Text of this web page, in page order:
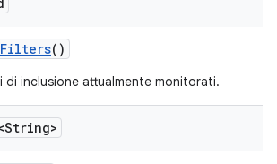
Filters()
di inclusione attualmente monitorati.